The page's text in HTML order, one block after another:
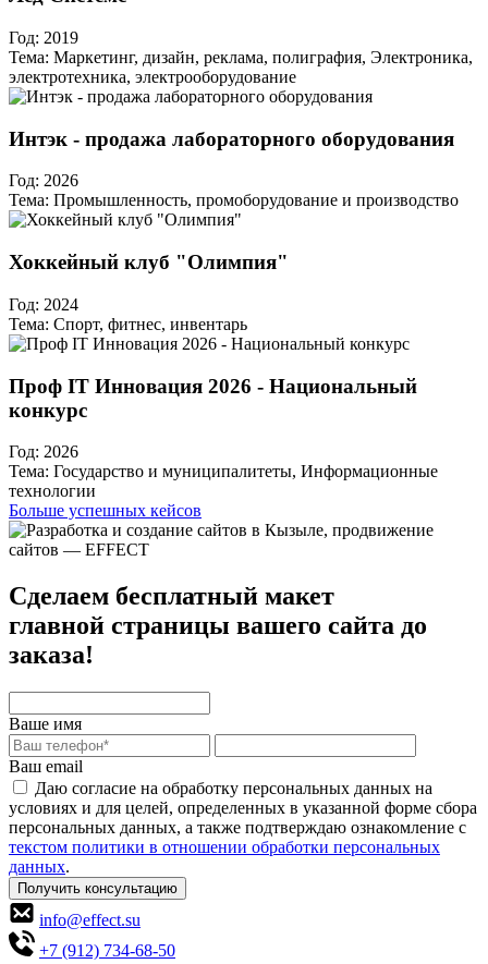
Год: 2019
Тема: Маркетинг, дизайн, реклама, полиграфия, Электроника,
электротехника, электрооборудование
Интэк - продажа лабораторного оборудования
Год: 2026
Тема: Промышленность, промоборудование и производство
Хоккейный клуб "Олимпия"
Год: 2024
Тема: Спорт, фитнес, инвентарь
Проф IT Инновация 2026 - Национальный
конкурс
Год: 2026
Тема: Государство и муниципалитеты, Информационные
технологии
Больше успешных кейсов
Сделаем бесплатный макет
главной страницы вашего сайта до
заказа!
Ваше имя
Ваш email
Даю согласие на обработку персональных данных на
условиях и для целей, определенных в указанной форме сбора
персональных данных, а также подтверждаю ознакомление с
текстом политики в отношении обработки персональных
данных.
Получить консультацию
info@effect.su
+7 (912) 734-68-50